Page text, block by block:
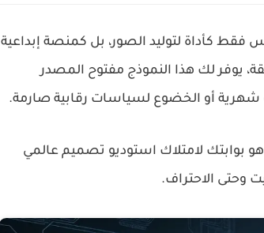
فقط كأداة لتوليد الصور، بل كمنصة إبداعية
يوفر لك هذا النموذج مفتوح المصدر
شهرية أو الخضوع لسياسات رقابية صارمة.
سواء كنت مصمماً محترفاً أو هاوياً، فإن إتقان Stable Diffusion هو بوابتك لامتلاك استوديو تصميم عالمي
وحتى الاحتراف.